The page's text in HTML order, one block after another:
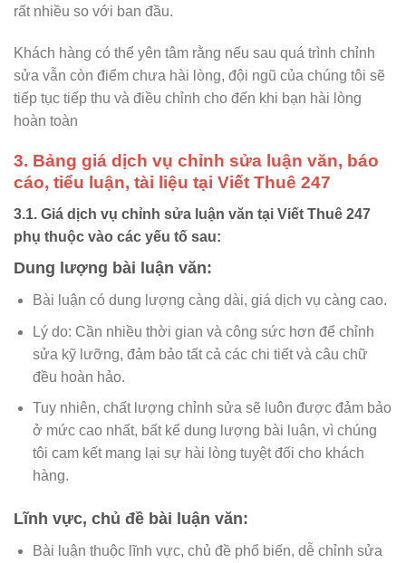
rất nhiều so với ban đầu.
Khách hàng có thể yên tâm rằng nếu sau quá trình chỉnh
sửa vẫn còn điểm chưa hài lòng, đội ngũ của chúng tôi sẽ
tiếp tục tiếp thu và điều chỉnh cho đến khi bạn hài lòng
hoàn toàn
3. Bảng giá dịch vụ chỉnh sửa luận văn, báo
cáo, tiểu luận, tài liệu tại Viết Thuê 247
3.1. Giá dịch vụ chỉnh sửa luận văn tại Viết Thuê 247
phụ thuộc vào các yếu tố sau:
Dung lượng bài luận văn:
Bài luận có dung lượng càng dài, giá dịch vụ càng cao.
Lý do: Cần nhiều thời gian và công sức hơn để chỉnh
sửa kỹ lưỡng, đảm bảo tất cả các chi tiết và câu chữ
đều hoàn hảo.
Tuy nhiên, chất lượng chỉnh sửa sẽ luôn được đảm bảo
ở mức cao nhất, bất kể dung lượng bài luận, vì chúng
tôi cam kết mang lại sự hài lòng tuyệt đối cho khách
hàng.
Lĩnh vực, chủ đề bài luận văn:
Bài luận thuộc lĩnh vực, chủ đề phổ biến, dễ chỉnh sửa